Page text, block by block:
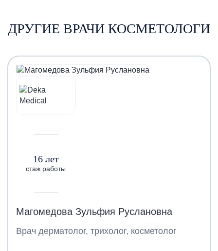
ДРУГИЕ ВРАЧИ КОСМЕТОЛОГИ
16 лет
стаж работы
Магомедова Зульфия Руслановна
Врач дерматолог, трихолог, косметолог